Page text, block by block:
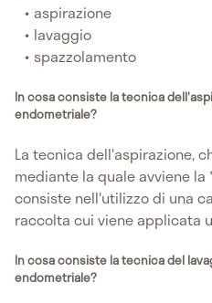
aspirazione
lavaggio
spazzolamento
In cosa consiste la tecnica
endometriale?
La tecnica dell'aspirazione,
mediante la quale avviene
consiste nell'utilizzo di una
raccolta cui viene applicata
In cosa consiste la tecnica del
endometriale?